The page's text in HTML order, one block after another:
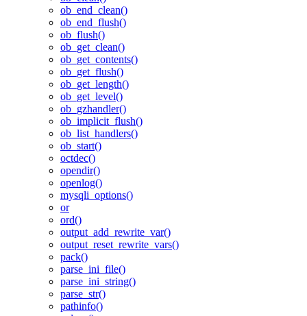
ob_end_clean()
ob_end_flush()
ob_flush()
ob_get_clean()
ob_get_contents()
ob_get_flush()
ob_get_length()
ob_get_level()
ob_gzhandler()
ob_implicit_flush()
ob_list_handlers()
ob_start()
octdec()
opendir()
openlog()
mysqli_options()
or
ord()
output_add_rewrite_var()
output_reset_rewrite_vars()
pack()
parse_ini_file()
parse_ini_string()
parse_str()
pathinfo()